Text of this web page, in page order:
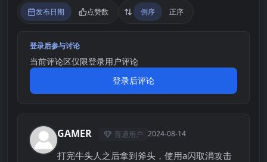
发布日期 点赞数 倒序 正序
登录后参与讨论
当前评论区仅限登录用户评论
登录后评论
G GAMER 普通用户 2024-08-14
打完牛头人之后拿到斧头，使用a闪取消攻击